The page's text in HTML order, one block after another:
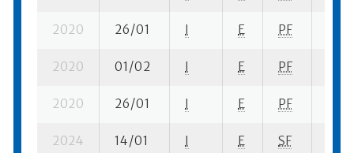
2020 26/01 I E PF
2020 01/02 I E PF
2020 26/01 I E PF
2024 14/01 I E SF